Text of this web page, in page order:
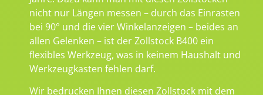
nicht nur Längen messen – durch das Einrasten
bei 90° und die vier Winkelanzeigen – beides an
allen Gelenken – ist der Zollstock B400 ein
flexibles Werkzeug, was in keinem Haushalt und
Werkzeugkasten fehlen darf.
Wir bedrucken Ihnen diesen Zollstock mit dem